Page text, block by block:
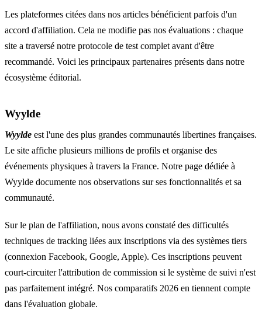
Les plateformes citées dans nos articles bénéficient parfois d'un
accord d'affiliation. Cela ne modifie pas nos évaluations : chaque
site a traversé notre protocole de test complet avant d'être
recommandé. Voici les principaux partenaires présents dans notre
écosystème éditorial.
Wyylde
Wyylde est l'une des plus grandes communautés libertines françaises.
Le site affiche plusieurs millions de profils et organise des
événements physiques à travers la France. Notre page dédiée à
Wyylde documente nos observations sur ses fonctionnalités et sa
communauté.
Sur le plan de l'affiliation, nous avons constaté des difficultés
techniques de tracking liées aux inscriptions via des systèmes tiers
(connexion Facebook, Google, Apple). Ces inscriptions peuvent
court-circuiter l'attribution de commission si le système de suivi n'est
pas parfaitement intégré. Nos comparatifs 2026 en tiennent compte
dans l'évaluation globale.